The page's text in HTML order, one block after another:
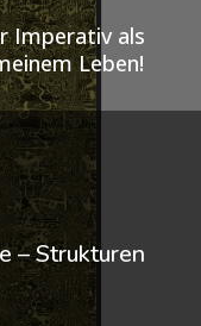
Imperativ als
Leben!
– Strukturen